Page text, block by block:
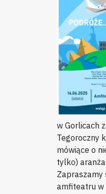
w Gorlicach
Tegoroczny
mówiące o
tylko)
Zapraszamy
amfiteatru w